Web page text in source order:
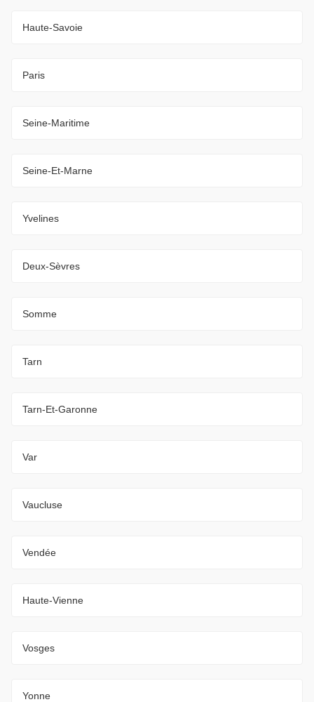
Haute-Savoie
Paris
Seine-Maritime
Seine-Et-Marne
Yvelines
Deux-Sèvres
Somme
Tarn
Tarn-Et-Garonne
Var
Vaucluse
Vendée
Haute-Vienne
Vosges
Yonne